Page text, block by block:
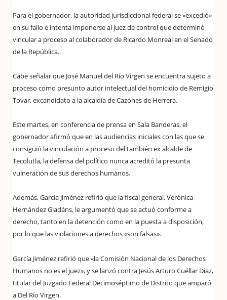
Para el gobernador, la autoridad jurisdiccional federal se «excedió»
en su fallo e intenta imponerse al juez de control que determinó
vincular a proceso al colaborador de Ricardo Monreal en el Senado
de la República.
Cabe señalar que José Manuel del Río Virgen se encuentra sujeto a
proceso como presunto autor intelectual del homicidio de Remigio
Tovar, excandidato a la alcaldía de Cazones de Herrera.
Este martes, en conferencia de prensa en Sala Banderas, el
gobernador afirmó que en las audiencias iniciales con las que se
consiguió la vinculación a proceso del también ex alcalde de
Tecolutla, la defensa del político nunca acreditó la presunta
vulneración de sus derechos humanos.
Además, García Jiménez refirió que la fiscal general, Verónica
Hernández Giadáns, le argumentó que se actuó conforme a
derecho, tanto en la detención como en la puesta a disposición,
por lo que las violaciones a derechos «son falsas».
García Jiménez refirió que «la Comisión Nacional de los Derechos
Humanos no es el juez», y se lanzó contra Jesús Arturo Cuéllar Díaz,
titular del Juzgado Federal Decimoséptimo de Distrito que amparó
a Del Río Virgen.